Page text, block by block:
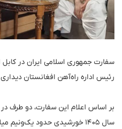
سفارت جمهوری اسلامی ایران در کابل
رئیس اداره راه‌آهن افغانستان
بر اساس اعلام این سفارت، دو طرف در
سال ۱۴۰۵ خورشیدی حدود